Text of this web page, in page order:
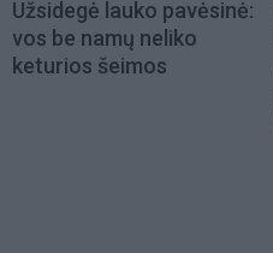
Užsidegė lauko pavėsinė:
vos be namų neliko
keturios šeimos